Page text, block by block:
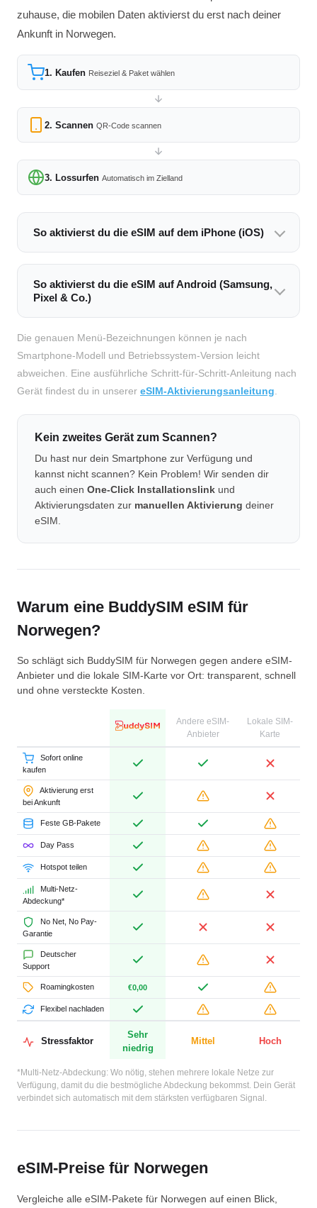
zuhause, die mobilen Daten aktivierst du erst nach deiner
Ankunft in Norwegen.
1. Kaufen Reiseziel & Paket wählen
2. Scannen QR-Code scannen
3. Lossurfen Automatisch im Zielland
So aktivierst du die eSIM auf dem iPhone (iOS)
So aktivierst du die eSIM auf Android (Samsung,
Pixel & Co.)
Die genauen Menü-Bezeichnungen können je nach
Smartphone-Modell und Betriebssystem-Version leicht
abweichen. Eine ausführliche Schritt-für-Schritt-Anleitung nach
Gerät findest du in unserer eSIM-Aktivierungsanleitung
Kein zweites Gerät zum Scannen?
Du hast nur dein Smartphone zur Verfügung und
kannst nicht scannen? Kein Problem! Wir senden dir
auch einen One-Click Installationslink und
Aktivierungsdaten zur manuellen Aktivierung deiner
eSIM.
Warum eine BuddySIM eSIM für
Norwegen?
So schlägt sich BuddySIM für Norwegen gegen andere eSIM-
Anbieter und die lokale SIM-Karte vor Ort: transparent, schnell
und ohne versteckte Kosten.
Andere eSIM-
Anbieter
Lokale SIM-
Karte
Sofort online
kaufen
Aktivierung erst
bei Ankunft
Feste GB-Pakete
Day Pass
Hotspot teilen
Multi-Netz-
Abdeckung*
No Net, No Pay-
Garantie
Deutscher
Support
Roamingkosten €0,00
Flexibel nachladen
Stressfaktor
Sehr
niedrig
Mittel Hoch
*Multi-Netz-Abdeckung: Wo nötig, stehen mehrere lokale Netze zur
Verfügung, damit du die bestmögliche Abdeckung bekommst. Dein Gerät
verbindet sich automatisch mit dem stärksten verfügbaren Signal.
eSIM-Preise für Norwegen
Vergleiche alle eSIM-Pakete für Norwegen auf einen Blick,